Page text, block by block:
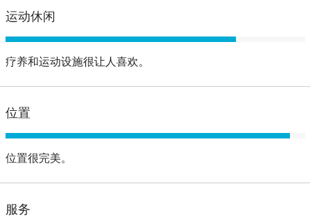
运动休闲
疗养和运动设施很让人喜欢。
位置
位置很完美。
服务